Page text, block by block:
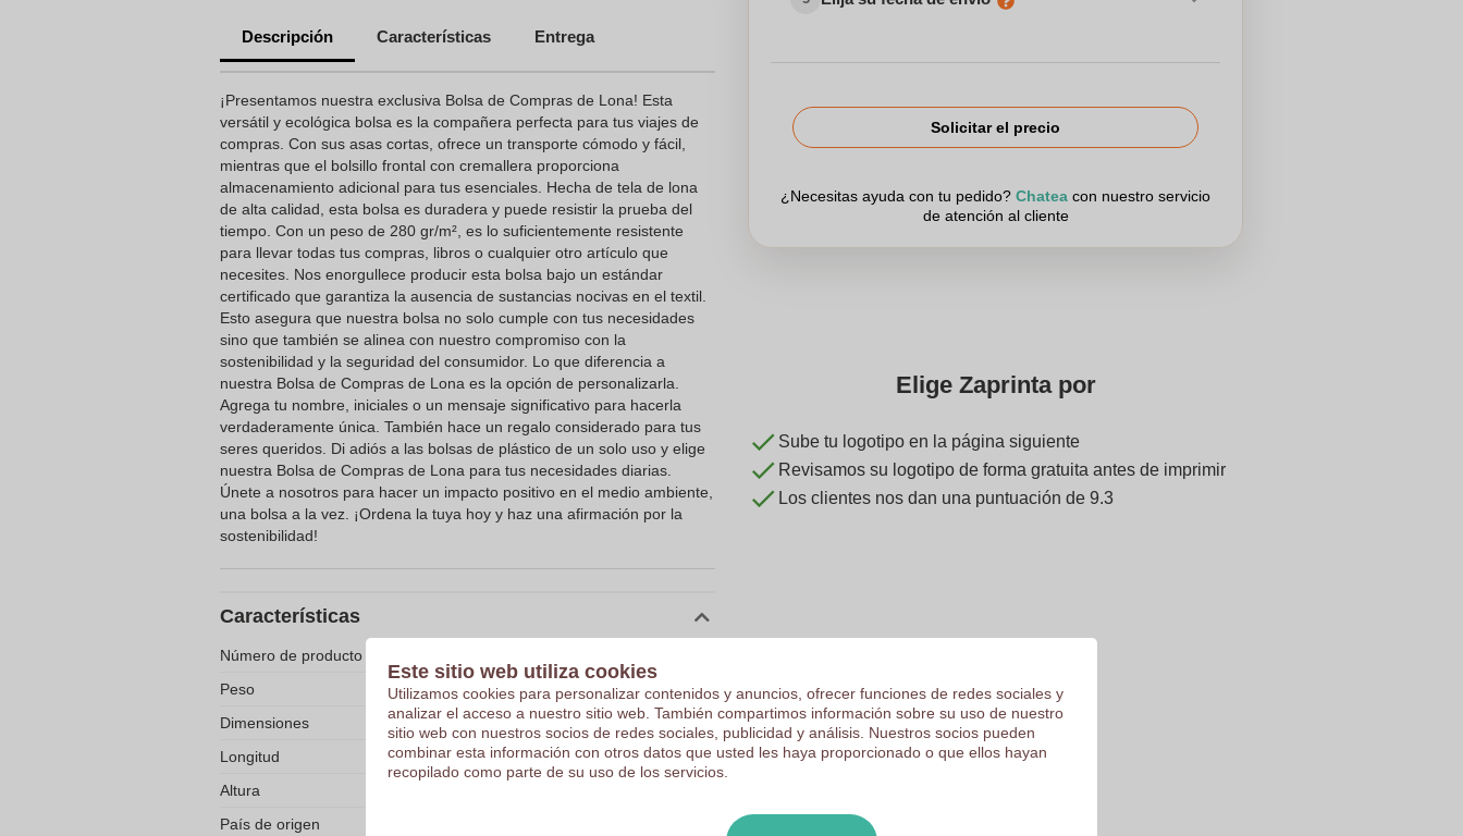
Regalos Publicitarios Ecológicos
Bolsa canvas impresa Bolsas Personalizadas
Bolsas de Compra Personalizadas
Descripción Características Entrega
¡Presentamos nuestra exclusiva Bolsa de Compras de Lona! Esta
versátil y ecológica bolsa es la compañera perfecta para tus viajes de
compras. Con sus asas cortas, ofrece un transporte cómodo y fácil,
mientras que el bolsillo frontal con cremallera proporciona
almacenamiento adicional para tus esenciales. Hecha de tela de lona
de alta calidad, esta bolsa es duradera y puede resistir la prueba del
tiempo. Con un peso de 280 gr/m², es lo suficientemente resistente
para llevar todas tus compras, libros o cualquier otro artículo que
necesites. Nos enorgullece producir esta bolsa bajo un estándar
certificado que garantiza la ausencia de sustancias nocivas en el textil.
Esto asegura que nuestra bolsa no solo cumple con tus necesidades
sino que también se alinea con nuestro compromiso con la
sostenibilidad y la seguridad del consumidor. Lo que diferencia a
nuestra Bolsa de Compras de Lona es la opción de personalizarla.
Agrega tu nombre, iniciales o un mensaje significativo para hacerla
verdaderamente única. También hace un regalo considerado para tus
seres queridos. Di adiós a las bolsas de plástico de un solo uso y elige
nuestra Bolsa de Compras de Lona para tus necesidades diarias.
Únete a nosotros para hacer un impacto positivo en el medio ambiente,
una bolsa a la vez. ¡Ordena la tuya hoy y haz una afirmación por la
sostenibilidad!
Características
Número de producto
Peso
0.143 kg
Dimensiones
42 x 38 cm
Longitud
42 cm
Altura
País de origen
Solicitar el precio
¿Necesitas ayuda con tu pedido? Chatea con nuestro servicio
de atención al cliente
Elige Zaprinta por
Sube tu logotipo en la página siguiente
Revisamos su logotipo de forma gratuita antes de imprimir
Los clientes nos dan una puntuación de 9.3
Este sitio web utiliza cookies
Utilizamos cookies para personalizar contenidos y anuncios, ofrecer funciones de redes sociales y
analizar el acceso a nuestro sitio web. También compartimos información sobre su uso de nuestro
sitio web con nuestros socios de redes sociales, publicidad y análisis. Nuestros socios pueden
combinar esta información con otros datos que usted les haya proporcionado o que ellos hayan
recopilado como parte de su uso de los servicios.